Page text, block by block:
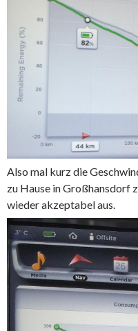
Also mal kurz die
zu Hause in Großhansdorf
wieder akzeptabel aus.